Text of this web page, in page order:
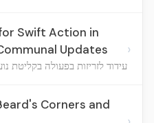
Swift Action in
Updates
עידוד לזריזות בפעולה בקליטת
›
Corners and